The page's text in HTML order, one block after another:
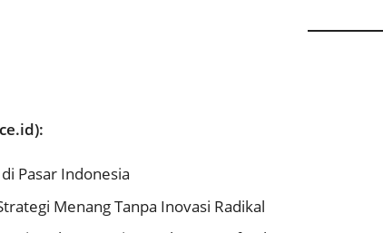
Pasar Indonesia
Menang Tanpa Inovasi Radikal